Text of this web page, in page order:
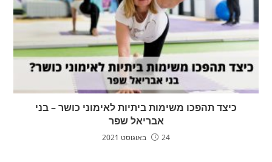
כיצד תהפכו משימות ביתיות לאימוני כושר – בני
אבריאל שפר
24 באוגוסט 2021